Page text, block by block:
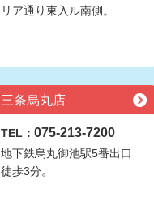
リア通り東入ル南側。
三条烏丸店
TEL： 075-213-7200
地下鉄烏丸御池駅5番出口
徒歩3分。